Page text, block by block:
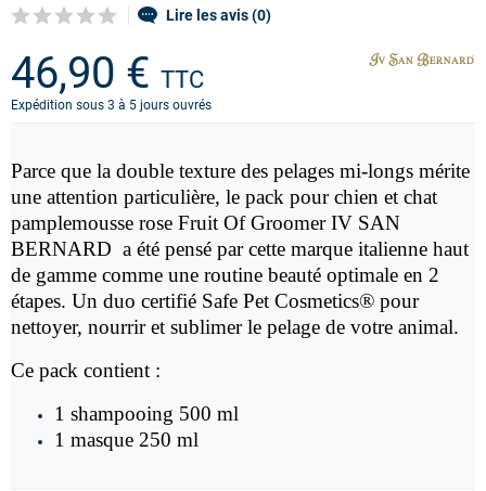
Lire les avis (0)
46,90 € TTC
Expédition sous 3 à 5 jours ouvrés
Parce que la double texture des pelages mi-longs mérite
une attention particulière, le pack pour chien et chat
pamplemousse rose Fruit Of Groomer IV SAN
BERNARD a été pensé par cette marque italienne haut
de gamme comme une routine beauté optimale en 2
étapes. Un duo certifié Safe Pet Cosmetics® pour
nettoyer, nourrir et sublimer le pelage de votre animal.
Ce pack contient :
1 shampooing 500 ml
1 masque 250 ml